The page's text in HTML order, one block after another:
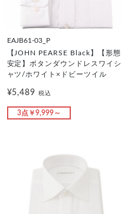
EAJB61-03_P
【JOHN PEARSE Black】【形態
安定】ボタンダウンドレスワイシ
ャツ/ホワイト×ドビーツイル
¥5,489税込
3点￥9,999～